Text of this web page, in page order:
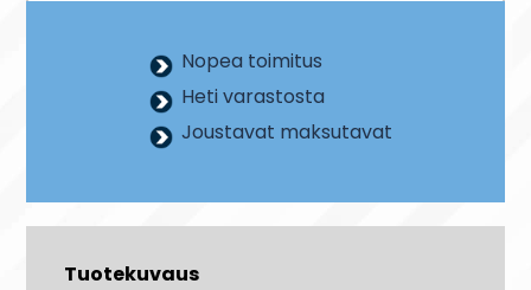
Nopea toimitus
Heti varastosta
Joustavat maksutavat
Tuotekuvaus